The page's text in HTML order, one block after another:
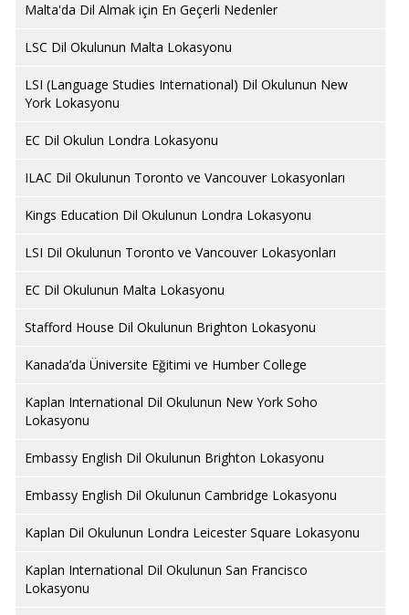
Malta'da Dil Almak için En Geçerli Nedenler
LSC Dil Okulunun Malta Lokasyonu
LSI (Language Studies International) Dil Okulunun New
York Lokasyonu
EC Dil Okulun Londra Lokasyonu
ILAC Dil Okulunun Toronto ve Vancouver Lokasyonları
Kings Education Dil Okulunun Londra Lokasyonu
LSI Dil Okulunun Toronto ve Vancouver Lokasyonları
EC Dil Okulunun Malta Lokasyonu
Stafford House Dil Okulunun Brighton Lokasyonu
Kanada’da Üniversite Eğitimi ve Humber College
Kaplan International Dil Okulunun New York Soho
Lokasyonu
Embassy English Dil Okulunun Brighton Lokasyonu
Embassy English Dil Okulunun Cambridge Lokasyonu
Kaplan Dil Okulunun Londra Leicester Square Lokasyonu
Kaplan International Dil Okulunun San Francisco
Lokasyonu